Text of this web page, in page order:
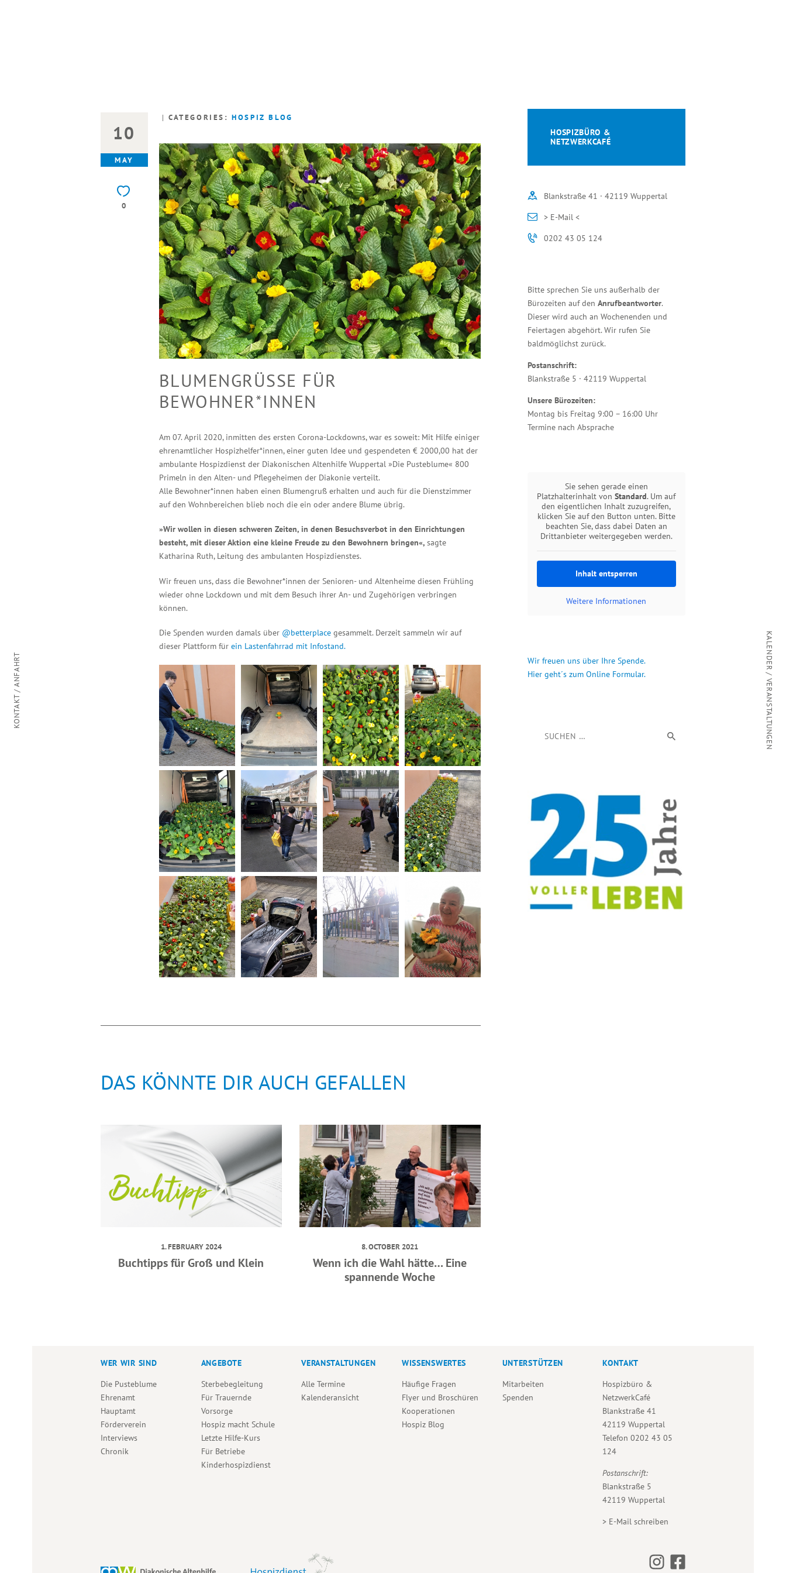
10
MAY
0
CATEGORIES:HOSPIZ BLOG
BLUMENGRÜSSE FÜR B
EWOHNER*INNEN
Am 07. April 2020, inmitten des ersten Corona-Lockdowns, war es soweit: Mit Hilfe einiger
ehrenamtlicher Hospizhelfer*innen, einer guten Idee und gespendeten € 2000,00 hat der
ambulante Hospizdienst der Diakonischen Altenhilfe Wuppertal »Die Pusteblume« 800
Primeln in den Alten- und Pflegeheimen der Diakonie verteilt.
Alle Bewohner*innen haben einen Blumengruß erhalten und auch für die Dienstzimmer
auf den Wohnbereichen blieb noch die ein oder andere Blume übrig.
»Wir wollen in diesen schweren Zeiten, in denen Besuchsverbot in den Einrichtungen
besteht, mit dieser Aktion eine kleine Freude zu den Bewohnern bringen«, sagte
Katharina Ruth, Leitung des ambulanten Hospizdienstes.
Wir freuen uns, dass die Bewohner*innen der Senioren- und Altenheime diesen Frühling
wieder ohne Lockdown und mit dem Besuch ihrer An- und Zugehörigen verbringen
können.
Die Spenden wurden damals über @betterplacegesammelt. Derzeit sammeln wir auf
dieser Plattform für ein Lastenfahrrad mit Infostand.
DAS KÖNNTE DIR AUCH GEFALLEN
1. FEBRUARY 2024
Buchtipps für Groß und Klein
8. OCTOBER 2021
Wenn ich die Wahl hätte… Eine
spannende Woche
HOSPIZBÜRO &
NETZWERKCAFÉ
Blankstraße 41 · 42119 Wuppertal
> E-Mail <
0202 43 05 124
Bitte sprechen Sie uns außerhalb der
Bürozeiten auf den Anrufbeantworter.
Dieser wird auch an Wochenenden und
Feiertagen abgehört. Wir rufen Sie
baldmöglichst zurück.
Postanschrift:
Blankstraße 5 · 42119 Wuppertal
Unsere Bürozeiten:
Montag bis Freitag 9:00 – 16:00 Uhr
Termine nach Absprache
Sie sehen gerade einen
Platzhalterinhalt vonStandard. Um auf
den eigentlichen Inhalt zuzugreifen,
klicken Sie auf den Button unten. Bitte
beachten Sie, dass dabei Daten an
Drittanbieter weitergegeben werden.
Inhalt entsperren
Weitere Informationen
Wir freuen uns über Ihre Spende.
Hier geht´s zum Online Formular.
WER WIR SIND
Die Pusteblume
Ehrenamt
Hauptamt
Förderverein
Interviews
Chronik
ANGEBOTE
Sterbebegleitung
Für Trauernde
Vorsorge
Hospiz macht Schule
Letzte Hilfe-Kurs
Für Betriebe
Kinderhospizdienst
VERANSTALTUNGEN
Alle Termine
Kalenderansicht
WISSENSWERTES
Häufige Fragen
Flyer und Broschüren
Kooperationen
Hospiz Blog
UNTERSTÜTZEN
Mitarbeiten
Spenden
KONTAKT
Hospizbüro &
NetzwerkCafé
Blankstraße 41
42119 Wuppertal
Telefon0202 43 05
124
Postanschrift:
Blankstraße 5
42119 Wuppertal
> E-Mail schreiben
KONTAKT / ANFAHRT KALENDER / VERANSTALTUNGEN